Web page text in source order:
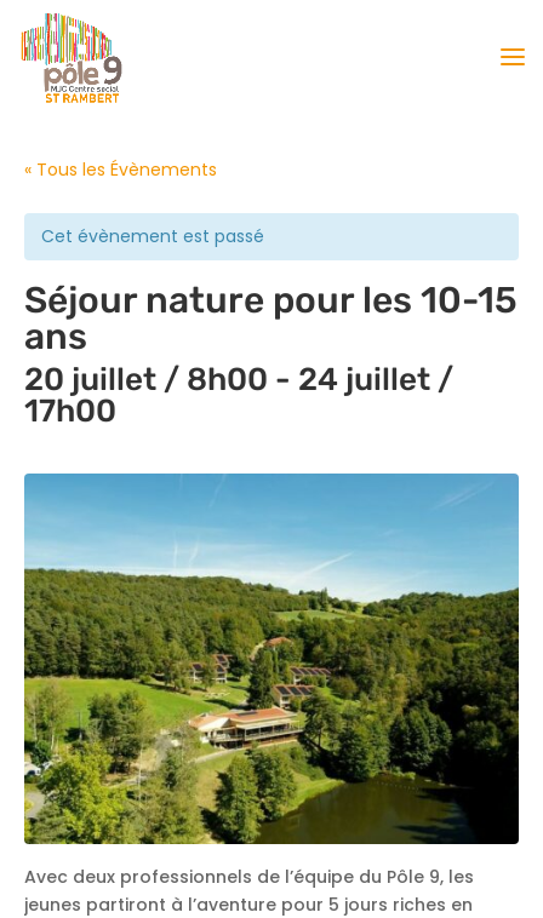
« Tous les Évènements
Cet évènement est passé
Séjour nature pour les 10-15
ans
20 juillet / 8h00 - 24 juillet /
17h00
Avec deux professionnels de l’équipe du Pôle 9, les
jeunes partiront à l’aventure pour 5 jours riches en